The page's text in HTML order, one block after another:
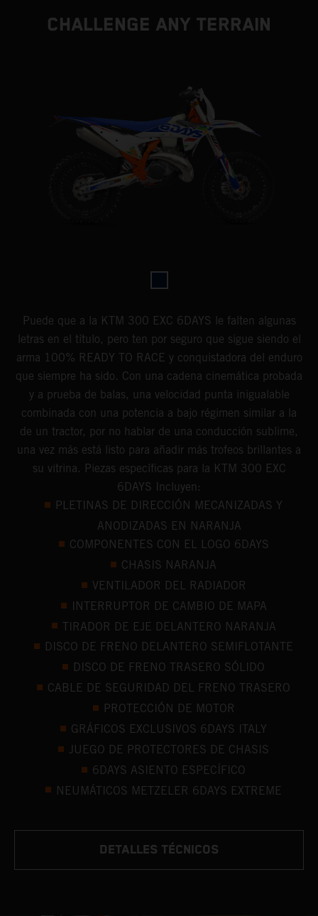
CHALLENGE ANY TERRAIN
Puede que a la KTM 300 EXC 6DAYS le falten algunas
letras en el título, pero ten por seguro que sigue siendo el
arma 100% READY TO RACE y conquistadora del enduro
que siempre ha sido. Con una cadena cinemática probada
y a prueba de balas, una velocidad punta inigualable
combinada con una potencia a bajo régimen similar a la
de un tractor, por no hablar de una conducción sublime,
una vez más está listo para añadir más trofeos brillantes a
su vitrina. Piezas específicas para la KTM 300 EXC
6DAYS Incluyen:
PLETINAS DE DIRECCIÓN MECANIZADAS Y
ANODIZADAS EN NARANJA
COMPONENTES CON EL LOGO 6DAYS
CHASIS NARANJA
VENTILADOR DEL RADIADOR
INTERRUPTOR DE CAMBIO DE MAPA
TIRADOR DE EJE DELANTERO NARANJA
DISCO DE FRENO DELANTERO SEMIFLOTANTE
DISCO DE FRENO TRASERO SÓLIDO
CABLE DE SEGURIDAD DEL FRENO TRASERO
PROTECCIÓN DE MOTOR
GRÁFICOS EXCLUSIVOS 6DAYS ITALY
JUEGO DE PROTECTORES DE CHASIS
6DAYS ASIENTO ESPECÍFICO
NEUMÁTICOS METZELER 6DAYS EXTREME
DETALLES TÉCNICOS